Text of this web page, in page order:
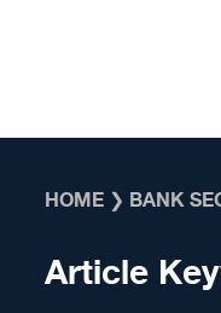
HOME ❯ BANK
Article